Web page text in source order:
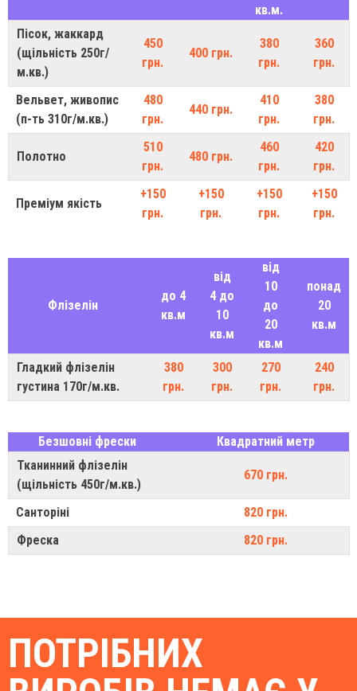
кв.м.
Пісок, жаккард
(щільність 250г/
м.кв.)
450
грн.
400 грн.
380
грн.
360
грн.
Вельвет, живопис
(п-ть 310г/м.кв.)
480
грн.
440 грн.
410
грн.
380
грн.
Полотно
510
грн.
480 грн.
460
грн.
420
грн.
Преміум якість
+150
грн.
+150
грн.
+150
грн.
+150
грн.
Флізелін
до 4
кв.м
від
4 до
10
кв.м
від
10
до
20
кв.м
понад
20
кв.м
Гладкий флізелін
густина 170г/м.кв.
380
грн.
300
грн.
270
грн.
240
грн.
Безшовні фрески
Квадратний метр
Тканинний флізелін
(щільність 450г/м.кв.)
670 грн.
Санторіні
820 грн.
Фреска
820 грн.
ПОТРІБНИХ